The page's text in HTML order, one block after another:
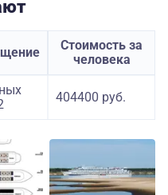
Стоимость за
человека
404400 руб.